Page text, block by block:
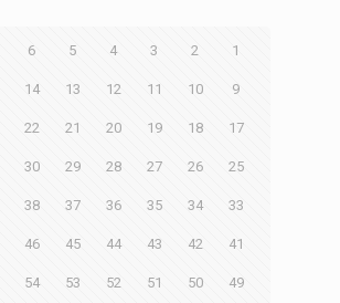
1
2
3
4
5
6
9
10
11
12
13
14
17
18
19
20
21
22
25
26
27
28
29
30
33
34
35
36
37
38
41
42
43
44
45
46
49
50
51
52
53
54